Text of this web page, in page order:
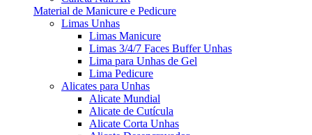
Material de Manicure e Pedicure
Limas Unhas
Limas Manicure
Limas 3/4/7 Faces Buffer Unhas
Lima para Unhas de Gel
Lima Pedicure
Alicates para Unhas
Alicate Mundial
Alicate de Cutícula
Alicate Corta Unhas